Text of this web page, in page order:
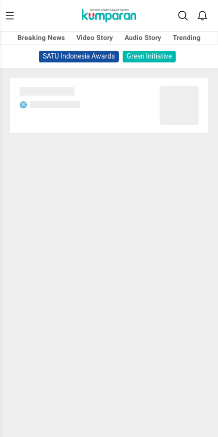
Breaking News Video Story Audio Story
Trending
SATU Indonesia Awards
Green Initiative
S